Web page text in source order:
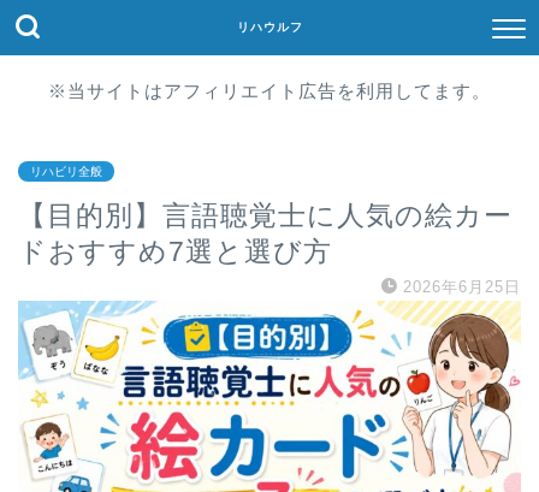
リハウルフ
※当サイトはアフィリエイト広告を利用してます。
リハビリ全般
【目的別】言語聴覚士に人気の絵カー
ドおすすめ7選と選び方
2026年6月25日